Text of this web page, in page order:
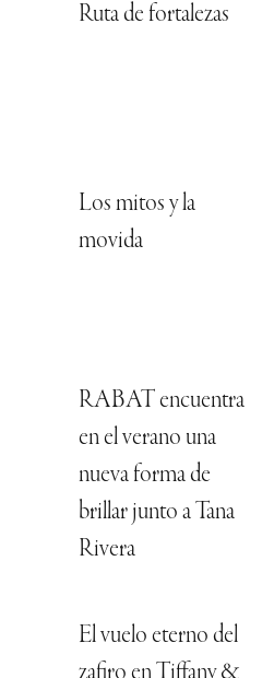
Ruta de fortalezas
Los mitos y la
movida
RABAT encuentra
en el verano una
nueva forma de
brillar junto a Tana
Rivera
El vuelo eterno del